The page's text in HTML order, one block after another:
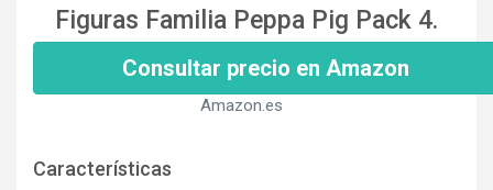
Figuras Familia Peppa Pig Pack 4.
Consultar precio en Amazon
Amazon.es
Características